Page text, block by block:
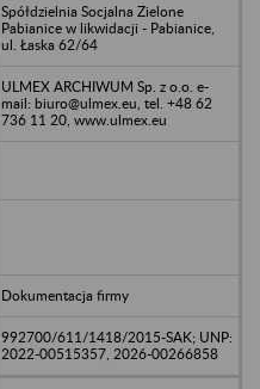
Spółdzielnia Socjalna Zielone
Pabianice w likwidacji - Pabianice,
ul. Łaska 62/64
ULMEX ARCHIWUM Sp. z o.o. e-
mail: biuro@ulmex.eu, tel. +48 62
736 11 20, www.ulmex.eu
Dokumentacja firmy
992700/611/1418/2015-SAK; UNP:
2022-00515357, 2026-00266858